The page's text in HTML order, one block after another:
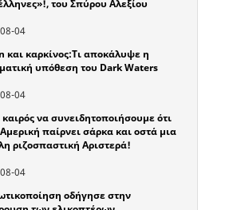
του Σπύρου Αλεξίου
04
και καρκίνος:Τι αποκάλυψε η
υπόθεση του Dark Waters
04
καιρός να συνειδητοποιήσουμε ότι
παίρνει σάρκα και οστά μια
ριζοσπαστική Αριστερά!
04
οδήγησε στην